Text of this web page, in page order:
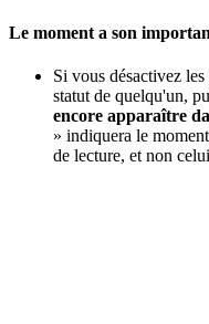
Le moment a son
Si vous désactivez
statut de quelqu'un,
encore apparaître
» indiquera le
de lecture, et non